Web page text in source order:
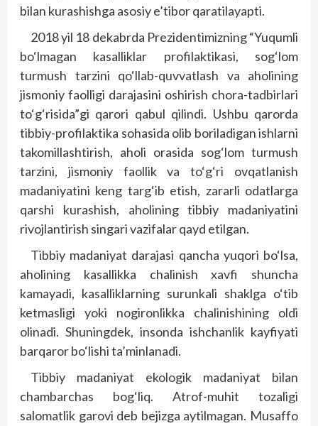
bilan kurashishga asosiy e’tibor qaratilayapti.
2018 yil 18 dekabrda Prezidentimizning “Yuqumli
bo‘lmagan kasalliklar profilaktikasi, sog‘­lom
turmush tarzini qo‘llab-quvvatlash va aholining
jismoniy faolligi darajasini oshirish chora-tadbirlari
to‘g‘risida”gi qarori qabul qilindi. Ushbu qarorda
tibbiy-profilaktika sohasida olib boriladigan ishlarni
takomillashtirish, aholi orasida sog‘lom turmush
tarzini, jismoniy faollik va to‘g‘ri ovqatlanish
madaniyatini keng tar­g‘ib etish, zararli odatlarga
qarshi kurashish, aholining tibbiy madaniyatini
rivojlantirish singari vazifalar qayd etilgan.
Tibbiy madaniyat darajasi qancha yuqori bo‘lsa,
aholining kasallikka chalinish xavfi shuncha
kamayadi, kasalliklarning surunkali shaklga o‘tib
ketmasligi yoki nogironlikka chalinishining oldi
olinadi. Shuningdek, insonda ishchanlik kayfiyati
barqaror bo‘lishi ta’minlanadi.
Tibbiy madaniyat ekologik madaniyat bilan
chambarchas bog‘liq. Atrof-muhit tozaligi
salomatlik garovi deb bejizga aytilmagan. Musaffo